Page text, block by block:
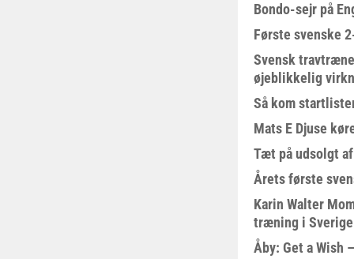
Bondo-sejr på
Første svenske
Svensk
øjeblikkelig
Så kom
Mats E Djuse
Tæt på udsolgt
Årets første
Karin Walter
træning i Sverige
Åby: Get a Wish